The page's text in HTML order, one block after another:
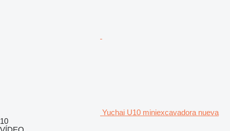
Yuchai U10 miniexcavadora nueva
10